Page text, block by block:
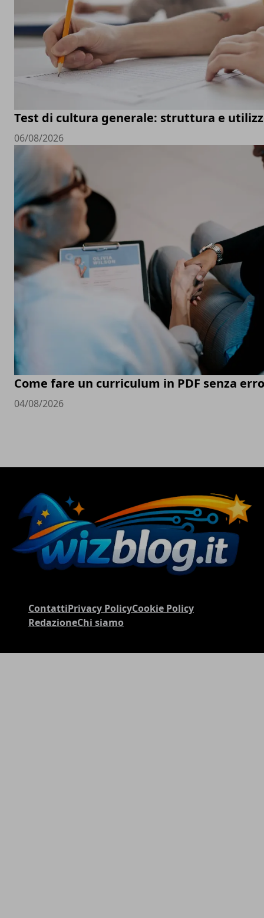
Test di cultura generale: struttura e
06/08/2026
Come fare un curriculum in PDF senza
04/08/2026
ContattiPrivacy PolicyCookie Policy
RedazioneChi siamo